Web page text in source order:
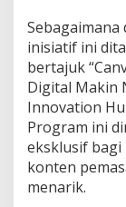
inisiatif ini
bertajuk
Digital Makin
Innovation
Program ini
eksklusif bagi
konten
menarik.